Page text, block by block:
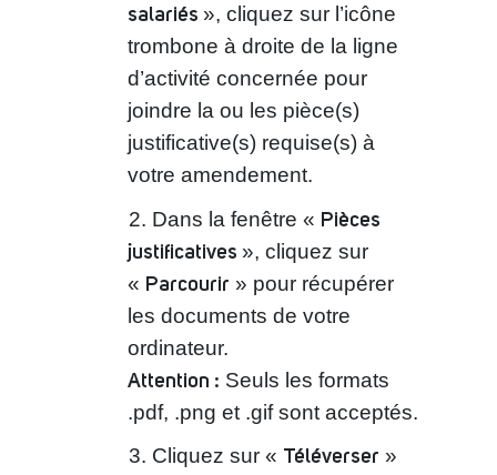
salariés », cliquez sur l’icône
trombone à droite de la ligne
d’activité concernée pour
joindre la ou les pièce(s)
justificative(s) requise(s) à
votre amendement.
Dans la fenêtre « Pièces
justificatives », cliquez sur
« Parcourir » pour récupérer
les documents de votre
ordinateur.
Attention : Seuls les formats
.pdf, .png et .gif sont acceptés.
Cliquez sur « Téléverser »